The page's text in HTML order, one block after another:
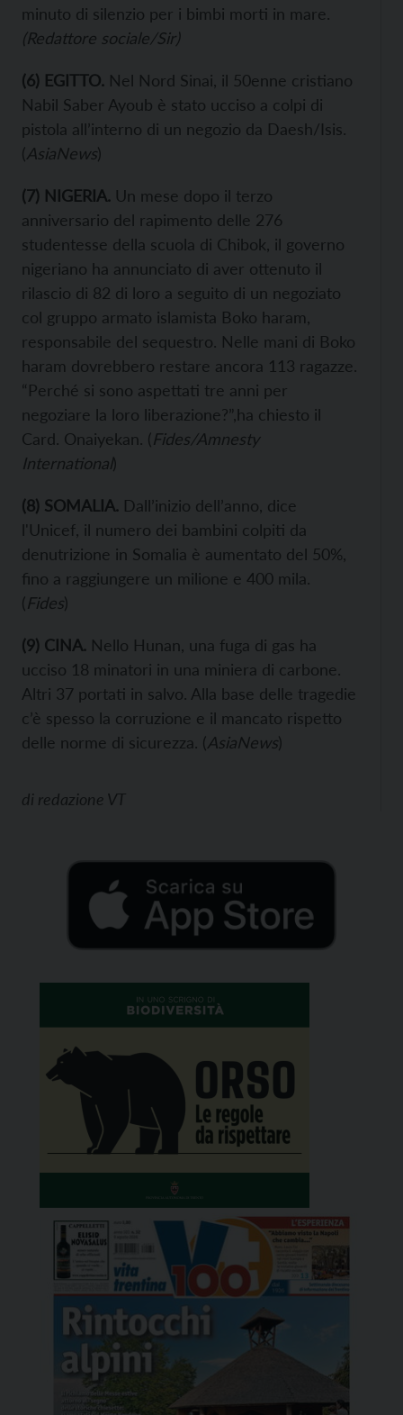
minuto di silenzio per i bimbi morti in mare.
(Redattore sociale/Sir)
(6) EGITTO. Nel Nord Sinai, il 50enne cristiano
Nabil Saber Ayoub è stato ucciso a colpi di
pistola all’interno di un negozio da Daesh/Isis.
(AsiaNews)
(7) NIGERIA. Un mese dopo il terzo
anniversario del rapimento delle 276
studentesse della scuola di Chibok, il governo
nigeriano ha annunciato di aver ottenuto il
rilascio di 82 di loro a seguito di un negoziato
col gruppo armato islamista Boko haram,
responsabile del sequestro. Nelle mani di Boko
haram dovrebbero restare ancora 113 ragazze.
“Perché si sono aspettati tre anni per
negoziare la loro liberazione?”,ha chiesto il
Card. Onaiyekan. (Fides/Amnesty
International)
(8) SOMALIA. Dall’inizio dell’anno, dice
l'Unicef, il numero dei bambini colpiti da
denutrizione in Somalia è aumentato del 50%,
fino a raggiungere un milione e 400 mila.
(Fides)
(9) CINA. Nello Hunan, una fuga di gas ha
ucciso 18 minatori in una miniera di carbone.
Altri 37 portati in salvo. Alla base delle tragedie
c’è spesso la corruzione e il mancato rispetto
delle norme di sicurezza. (AsiaNews)
di redazione VT